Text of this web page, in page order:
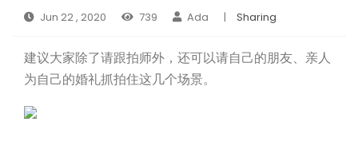
Jun 22 , 2020 739 Ada | Sharing
建议大家除了请跟拍师外，还可以请自己的朋友、亲人
为自己的婚礼抓拍住这几个场景。